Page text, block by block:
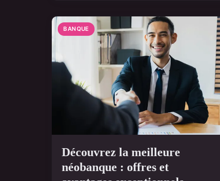
BANQUE
Découvrez la meilleure
néobanque : offres et